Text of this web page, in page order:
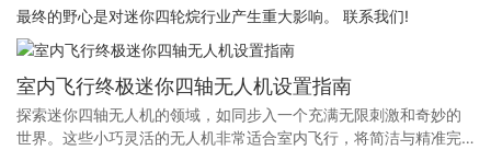
最终的野心是对迷你四轮烷行业产生重大影响。 联系我们!
室内飞行终极迷你四轴无人机设置指南
探索迷你四轴无人机的领域，如同步入一个充满无限刺激和奇妙的
世界。这些小巧灵活的无人机非常适合室内飞行，将简洁与精准完